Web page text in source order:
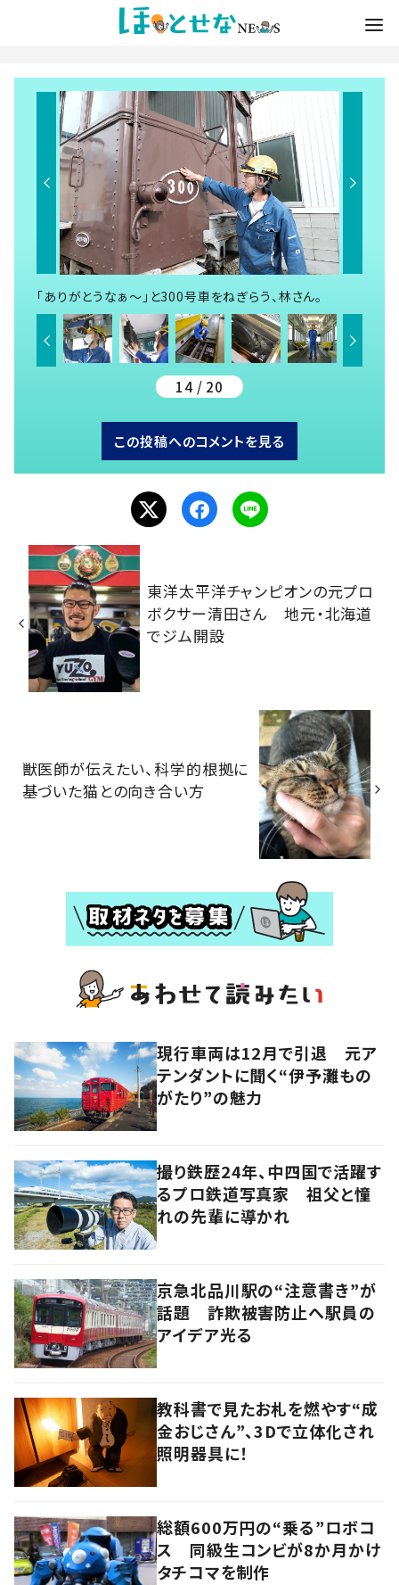
「ありがとうなぁ～」と300号車をねぎらう、林さん。
14 / 20
この投稿へのコメントを見る
東洋太平洋チャンピオンの元プロ
ボクサー清田さん 地元・北海道
でジム開設
獣医師が伝えたい、科学的根拠に
基づいた猫との向き合い方
現行車両は12月で引退 元ア
テンダントに聞く“伊予灘もの
がたり”の魅力
撮り鉄歴24年、中四国で活躍す
るプロ鉄道写真家 祖父と憧
れの先輩に導かれ
京急北品川駅の“注意書き”が
話題 詐欺被害防止へ駅員の
アイデア光る
教科書で見たお札を燃やす“成
金おじさん”、3Dで立体化され
照明器具に！
総額600万円の“乗る”ロボコ
ス 同級生コンビが8か月かけ
タチコマを制作